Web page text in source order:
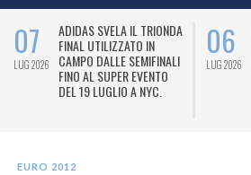
07
LUG 2026
ADIDAS SVELA IL TRIONDA
FINAL UTILIZZATO IN
CAMPO DALLE SEMIFINALI
FINO AL SUPER EVENTO
DEL 19 LUGLIO A NYC.
06
LUG 2026
EURO 2012